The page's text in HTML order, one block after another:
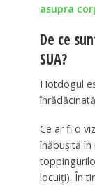
asupra
De ce
SUA?
Hotdogul
Ce ar fi o
înăbușită în
locuiți). În